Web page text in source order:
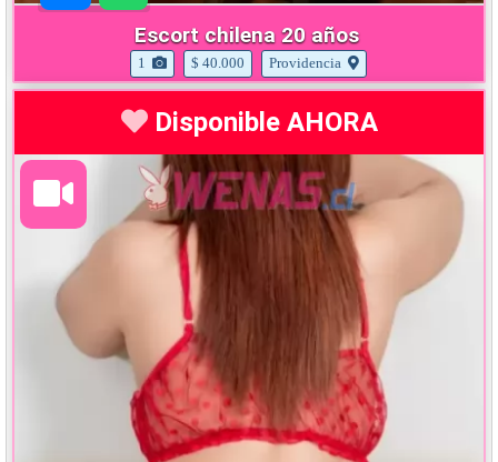
Escort chilena 20 años
1 $ 40.000 Providencia
Disponible AHORA